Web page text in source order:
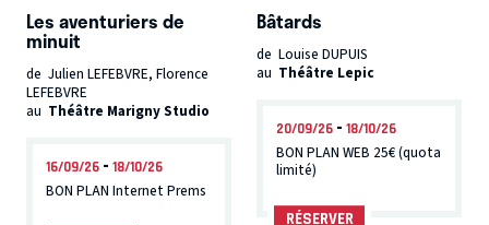
Les aventuriers de
minuit
de Julien LEFEBVRE, Florence
LEFEBVRE
au Théâtre Marigny Studio
16/09/26 -18/10/26
BON PLAN Internet Prems
Bâtards
de Louise DUPUIS
au Théâtre Lepic
20/09/26- 18/10/26
BON PLAN WEB 25€ (quota
limité)
RÉSERVER